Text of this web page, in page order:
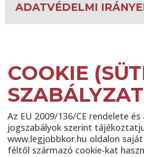
ADATVÉDELMI
COOKIE
SZABÁLYZAT
Az EU 2009/136/CE rendelete
jogszabályok szerint
www.legjobbkor.hu oldalon
féltől származó cookie-kat